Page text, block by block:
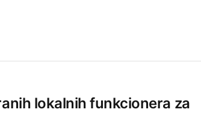
lokalnih funkcionera za